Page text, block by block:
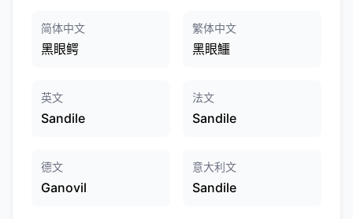
简体中文
黑眼鳄
繁体中文
黑眼鱷
英文
Sandile
法文
Sandile
德文
Ganovil
意大利文
Sandile